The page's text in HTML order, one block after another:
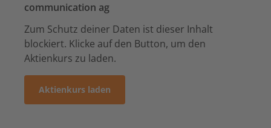
communication ag
Zum Schutz deiner Daten ist dieser Inhalt
blockiert. Klicke auf den Button, um den
Aktienkurs zu laden.
Aktienkurs laden